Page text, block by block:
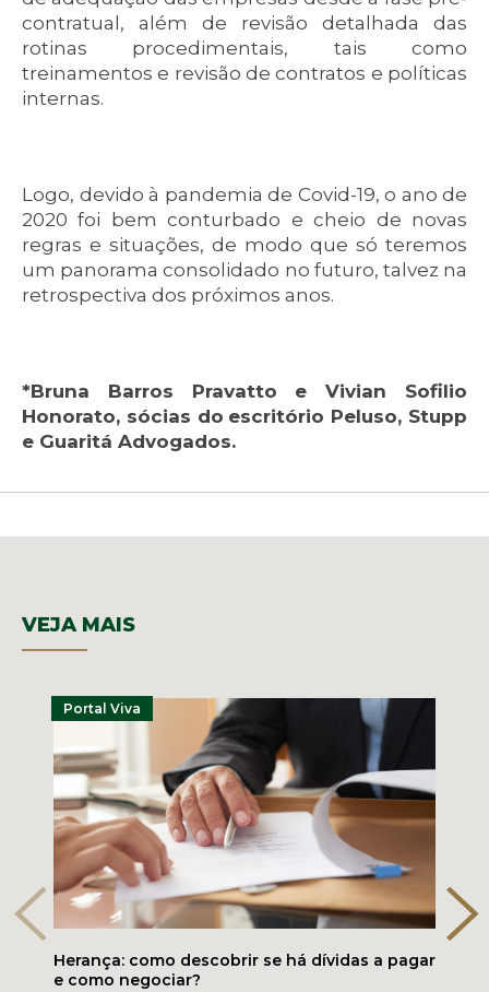
contratual, além de revisão detalhada das
rotinas procedimentais, tais como
treinamentos e revisão de contratos e políticas
internas.
Logo, devido à pandemia de Covid-19, o ano de
2020 foi bem conturbado e cheio de novas
regras e situações, de modo que só teremos
um panorama consolidado no futuro, talvez na
retrospectiva dos próximos anos.
*Bruna Barros Pravatto e Vivian Sofilio
Honorato, sócias do escritório Peluso, Stupp
e Guaritá Advogados.
VEJA MAIS
Portal Viva
Herança: como descobrir se há dívidas a pagar
e como negociar?